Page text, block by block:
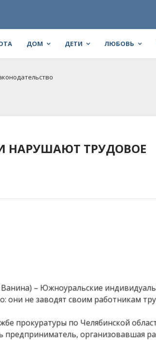
ДОМ ДЕТИ ЛЮБОВЬ
НАРУШАЮТ ТРУДОВОЕ
– Южноуральские
они не заводят своим работникам
прокуратуры по Челябинской
организовавшая